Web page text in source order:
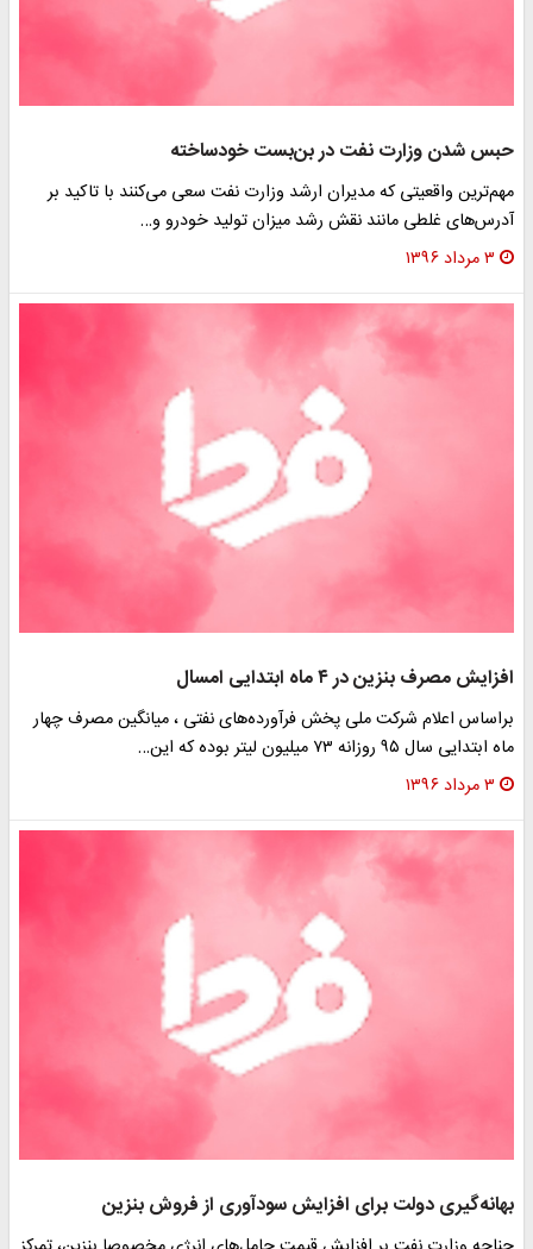
حبس شدن وزارت نفت در بن‌بست خودساخته
مهم‌ترین واقعیتی که مدیران ارشد وزارت نفت سعی می‌کنند با تاکید بر
آدرس‌های غلطی مانند نقش رشد میزان تولید خودرو و…
۳ مرداد ۱۳۹۶
افزایش مصرف بنزین در ۴ ماه ابتدایی امسال
براساس اعلام شرکت ملی پخش فرآورده‌های نفتی ، میانگین مصرف چهار
ماه ابتدایی سال ۹۵ روزانه ۷۳ میلیون لیتر بوده که این…
۳ مرداد ۱۳۹۶
بهانه‌گیری دولت برای افزایش سودآوری از فروش بنزین